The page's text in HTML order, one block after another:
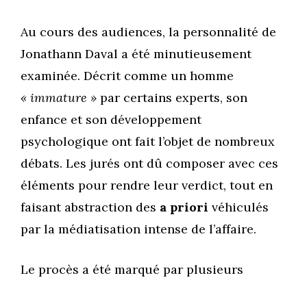
Au cours des audiences, la personnalité de
Jonathann Daval a été minutieusement
examinée. Décrit comme un homme
« immature » par certains experts, son
enfance et son développement
psychologique ont fait l’objet de nombreux
débats. Les jurés ont dû composer avec ces
éléments pour rendre leur verdict, tout en
faisant abstraction des a priori véhiculés
par la médiatisation intense de l’affaire.
Le procès a été marqué par plusieurs